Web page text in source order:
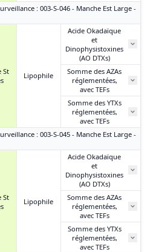
: 003-S-046 - Manche Est Large -
St
Lipophile
Acide Okadaïque
et
Dinophysistoxines
(AO DTXs)
Somme des AZAs
réglementées,
avec TEFs
Somme des YTXs
réglementées,
avec TEFs
: 003-S-045 - Manche Est Large -
St
Lipophile
Acide Okadaïque
et
Dinophysistoxines
(AO DTXs)
Somme des AZAs
réglementées,
avec TEFs
Somme des YTXs
réglementées,
avec TEFs